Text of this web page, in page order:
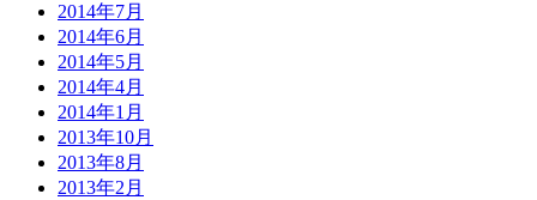
2014年7月
2014年6月
2014年5月
2014年4月
2014年1月
2013年10月
2013年8月
2013年2月